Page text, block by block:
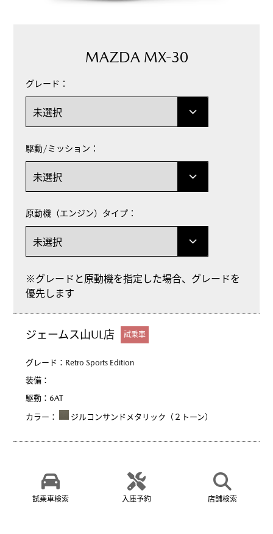
MAZDA MX-30
グレード：
駆動/ミッション：
原動機（エンジン）タイプ：
※グレードと原動機を指定した場合、グレードを
優先します
ジェームス山UL店 試乗車
グレード： Retro Sports Edition
装備：
駆動：6AT
カラー： ジルコンサンドメタリック（２トーン）
試乗車検索 入庫予約 店舗検索